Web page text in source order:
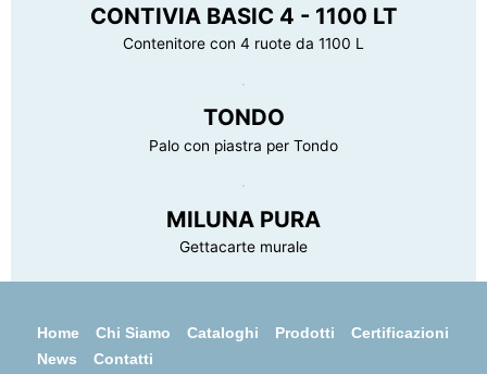
CONTIVIA BASIC 4 - 1100 LT
Contenitore con 4 ruote da 1100 L
TONDO
Palo con piastra per Tondo
MILUNA PURA
Gettacarte murale
Home Chi Siamo Cataloghi Prodotti
Certificazioni
News
Contatti